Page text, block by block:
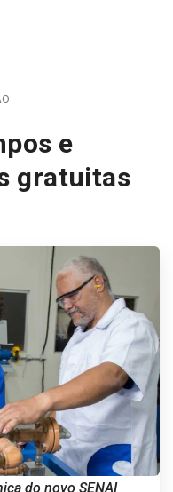
e
gratuitas
do novo SENAI